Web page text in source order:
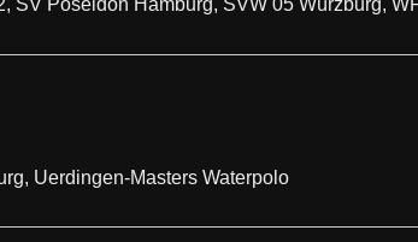
SV Poseidon Hamburg, SVW 05 Würzburg,
Uerdingen-Masters Waterpolo